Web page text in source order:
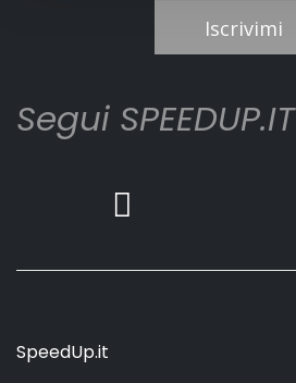
Iscrivimi
Segui SPEEDUP.IT
SpeedUp.it